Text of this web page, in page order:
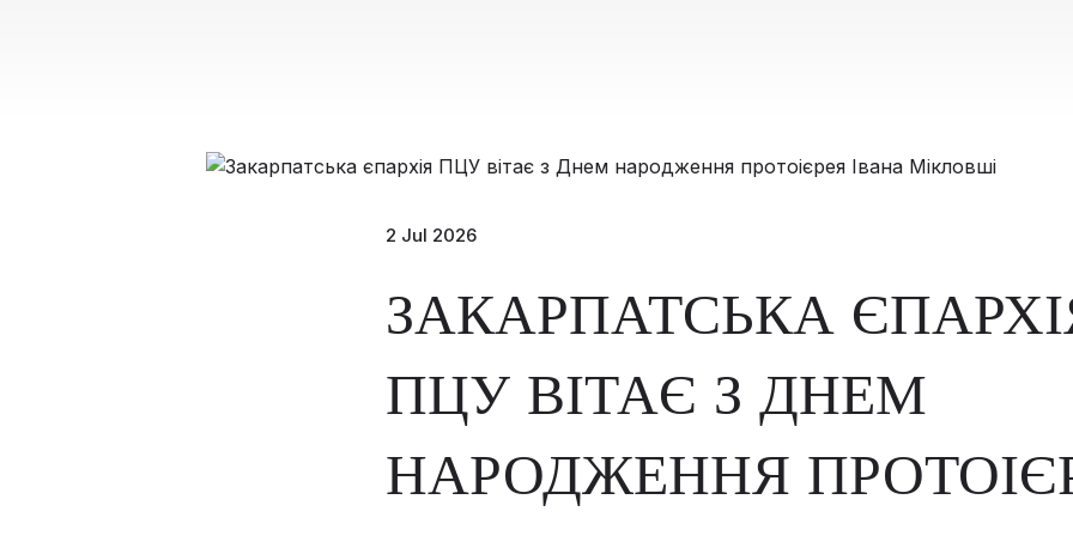
2 Jul 2026
ЗАКАРПАТСЬКА
ПЦУ ВІТАЄ З ДНЕМ
НАРОДЖЕННЯ